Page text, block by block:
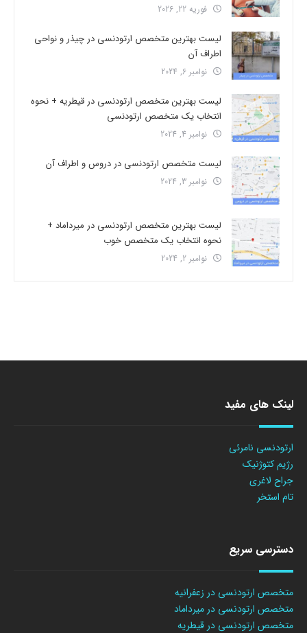
فوریه 22, 2026
لیست بهترین متخصص ارتودنسی در چیذر و نواحی
اطراف آن
نوامبر 6, 2024
لیست بهترین متخصص ارتودنسی در قیطریه + نحوه
انتخاب یک متخصص ارتودنسی
نوامبر 4, 2024
لیست متخصص ارتودنسی در دروس و اطراف آن
نوامبر 3, 2024
لیست بهترین متخصص ارتودنسی در میرداماد +
نحوه انتخاب یک متخصص خوب
نوامبر 2, 2024
لینک های مفید
ارتودنسی نامرئی
رژیم کتوژنیک
جراح لاغری
تام استخر
دسترسی سریع
متخصص ارتودنسی در زعفرانیه
متخصص ارتودنسی در میرداماد
متخصص ارتودنسی در قیطریه